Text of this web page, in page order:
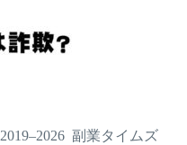
2019–2026 副業タイムズ